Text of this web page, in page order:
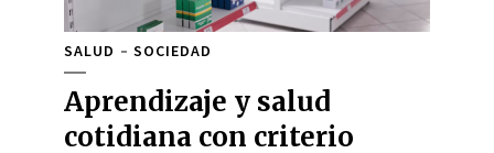
SALUD SOCIEDAD
Aprendizaje y salud
cotidiana con criterio